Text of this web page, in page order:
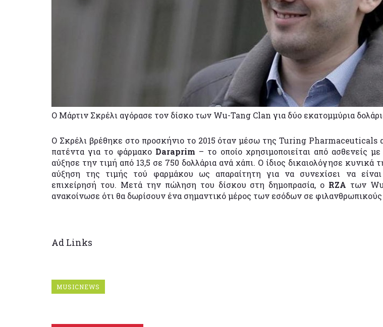
O Μάρτιν Σκρέλι αγόρασε τον δίσκο των Wu-Tang Clan για δύο εκατομμύρια
Ο Σκρέλι βρέθηκε στο προσκήνιο το 2015 όταν μέσω της Turing Pharmaceuticals
πατέντα για το φάρμακο Daraprim – το οποίο χρησιμοποιείται από ασθενείς
αύξησε την τιμή από 13,5 σε 750 δολλάρια ανά χάπι. Ο ίδιος δικαιολόγησε κυνικά
αύξηση της τιμής τού φαρμάκου ως απαραίτητη για να συνεχίσει να
επιχείρησή του. Μετά την πώληση του δίσκου στη δημοπρασία, ο RZA των
ανακοίνωσε ότι θα δωρίσουν ένα σημαντικό μέρος των εσόδων σε
Ad Links
MUSICNEWS